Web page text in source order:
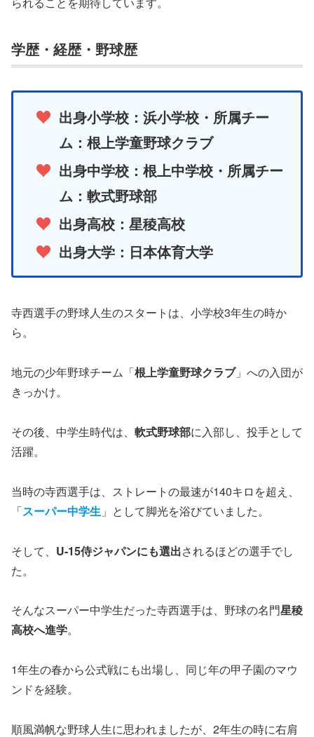
学歴・経歴・野球歴
出身小学校：浜小学校・所属チー
ム：根上学童野球クラブ
出身中学校：根上中学校・所属チー
ム：軟式野球部
出身高校：星稜高校
出身大学：日本体育大学
寺西選手の野球人生のスタートは、小学校3年生の時か
ら。
地元の少年野球チーム「根上学童野球クラブ」への入団が
きっかけ。
その後、中学生時代は、 軟式野球部に入部し、投手として
活躍。
当時の寺西選手は、ストレートの最速が140キロを超え、
「スーパー中学生 」として脚光を浴びていました。
そして、 U-15侍ジャパンにも選出されるほどの選手でし
た。
そんなスーパー中学生だった寺西選手は、野球の名門星稜
高校へ進学。
1年生の春から公式戦にも出場し、同じ年の甲子園のマウ
ンドを経験。
順風満帆な野球人生に思われましたが、2年生の時に右肩